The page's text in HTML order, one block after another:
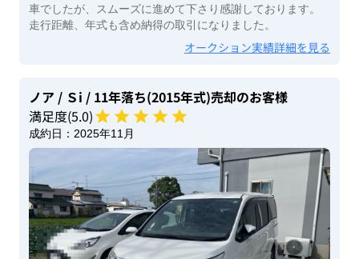
車でしたが、スムーズに進めて下さり感謝しております。
走行距離、年式も含め納得の取引になりました。
オークション実績詳細を見る
ノア / Ｓi / 11年落ち(2015年式)売却のお客様
満足度(5.0)
成約日： 2025年11月